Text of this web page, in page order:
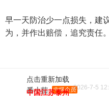
早一天防治少一点损失，建
为，并作出赔偿，追究责任。
点击重新加载
番小茄 中级会员2026-7-5
中国江苏泰州